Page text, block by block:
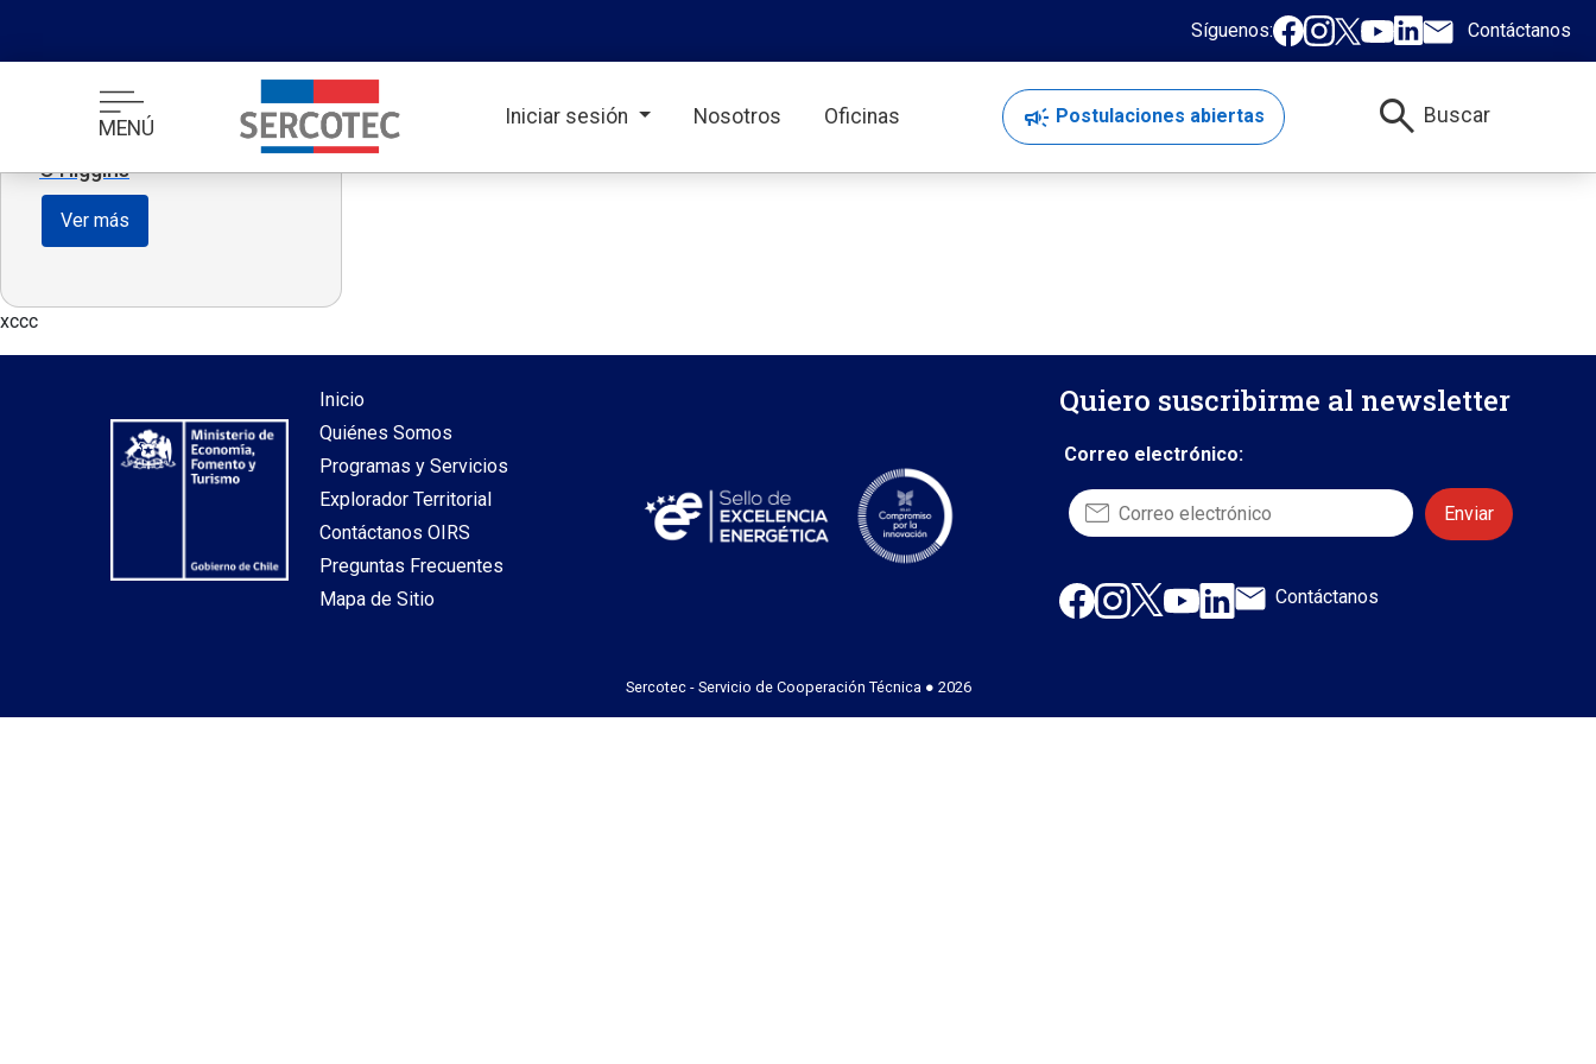
Síguenos: Contáctanos
MENÚ Iniciar sesión Nosotros Oficinas campaign Postulaciones abiertas search Buscar
holi test para hacer loop
O’Higgins
Ver más
xccc
Inicio
Quiénes Somos
Programas y Servicios
Explorador Territorial
Contáctanos OIRS
Preguntas Frecuentes
Mapa de Sitio
Quiero suscribirme al newsletter
Correo electrónico:
Contáctanos
Sercotec - Servicio de Cooperación Técnica ● 2026